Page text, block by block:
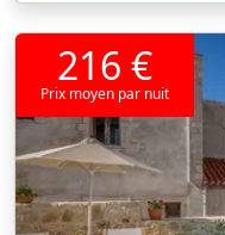
216 €
Prix moyen par nuit